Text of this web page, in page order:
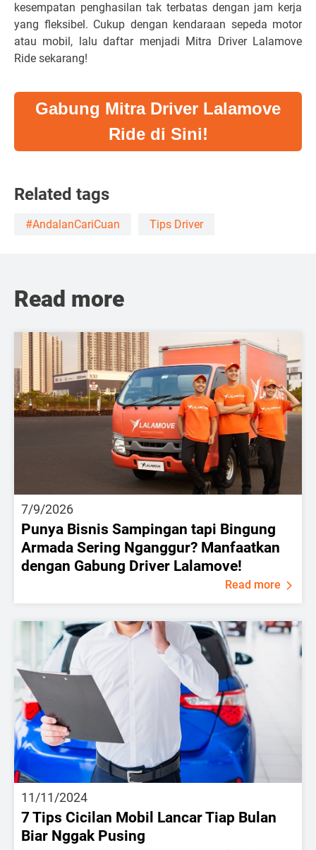
kesempatan penghasilan tak terbatas dengan jam kerja
yang fleksibel. Cukup dengan kendaraan sepeda motor
atau mobil, lalu daftar menjadi Mitra Driver Lalamove
Ride sekarang!
Gabung Mitra Driver Lalamove
Ride di Sini!
Related tags
#AndalanCariCuan Tips Driver
Read more
7/9/2026
Punya Bisnis Sampingan tapi Bingung
Armada Sering Nganggur? Manfaatkan
dengan Gabung Driver Lalamove!
Read more
11/11/2024
7 Tips Cicilan Mobil Lancar Tiap Bulan
Biar Nggak Pusing